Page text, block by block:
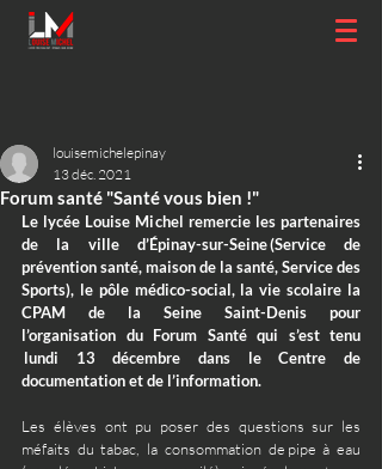
Forum santé "Santé vous bien !"
louisemichelepinay
13 déc. 2021
Le lycée Louise Michel remercie les partenaires
de la ville d’Épinay-sur-Seine (Service de
prévention santé, maison de la santé, Service des
Sports), le pôle médico-social, la vie scolaire la
CPAM de la Seine Saint-Denis pour
l’organisation du Forum Santé qui s’est tenu
lundi 13 décembre dans le Centre de
documentation et de l’information.
Les élèves ont pu poser des questions sur les
méfaits du tabac, la consommation de pipe à eau